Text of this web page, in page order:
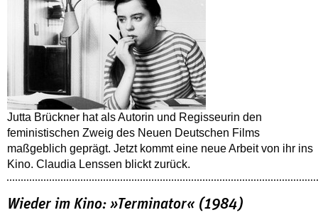
Jutta Brückner hat als Autorin und Regisseurin den
feministischen Zweig des Neuen Deutschen Films
maßgeblich geprägt. Jetzt kommt eine neue Arbeit von ihr ins
Kino. Claudia Lenssen blickt zurück.
Wieder im Kino: »Terminator« (1984)